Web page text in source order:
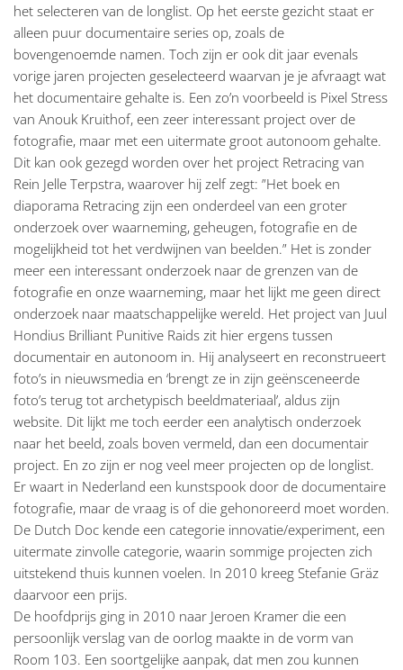
het selecteren van de longlist. Op het eerste gezicht staat er
alleen puur documentaire series op, zoals de
bovengenoemde namen. Toch zijn er ook dit jaar evenals
vorige jaren projecten geselecteerd waarvan je je afvraagt wat
het documentaire gehalte is. Een zo’n voorbeeld is Pixel Stress
van Anouk Kruithof, een zeer interessant project over de
fotografie, maar met een uitermate groot autonoom gehalte.
Dit kan ook gezegd worden over het project Retracing van
Rein Jelle Terpstra, waarover hij zelf zegt: ”Het boek en
diaporama Retracing zijn een onderdeel van een groter
onderzoek over waarneming, geheugen, fotografie en de
mogelijkheid tot het verdwijnen van beelden.” Het is zonder
meer een interessant onderzoek naar de grenzen van de
fotografie en onze waarneming, maar het lijkt me geen direct
onderzoek naar maatschappelijke wereld. Het project van Juul
Hondius Brilliant Punitive Raids zit hier ergens tussen
documentair en autonoom in. Hij analyseert en reconstrueert
foto’s in nieuwsmedia en ‘brengt ze in zijn geënsceneerde
foto’s terug tot archetypisch beeldmateriaal’, aldus zijn
website. Dit lijkt me toch eerder een analytisch onderzoek
naar het beeld, zoals boven vermeld, dan een documentair
project. En zo zijn er nog veel meer projecten op de longlist.
Er waart in Nederland een kunstspook door de documentaire
fotografie, maar de vraag is of die gehonoreerd moet worden.
De Dutch Doc kende een categorie innovatie/experiment, een
uitermate zinvolle categorie, waarin sommige projecten zich
uitstekend thuis kunnen voelen. In 2010 kreeg Stefanie Gräz
daarvoor een prijs.
De hoofdprijs ging in 2010 naar Jeroen Kramer die een
persoonlijk verslag van de oorlog maakte in de vorm van
Room 103. Een soortgelijke aanpak, dat men zou kunnen